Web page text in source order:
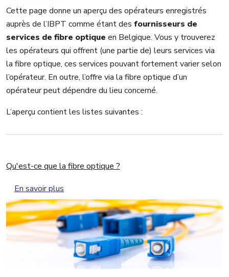
Cette page donne un aperçu des opérateurs enregistrés
auprès de l’IBPT comme étant des fournisseurs de
services de fibre optique en Belgique. Vous y trouverez
les opérateurs qui offrent (une partie de) leurs services via
la fibre optique, ces services pouvant fortement varier selon
l’opérateur. En outre, l’offre via la fibre optique d’un
opérateur peut dépendre du lieu concerné.
L’aperçu contient les listes suivantes :
Qu'est-ce que la fibre optique ?
En savoir plus